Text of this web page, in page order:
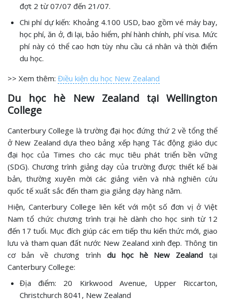
đợt 2 từ 07/07 đến 21/07.
Chi phí dự kiến: Khoảng 4.100 USD, bao gồm vé máy bay,
học phí, ăn ở, đi lại, bảo hiểm, phí hành chính, phí visa. Mức
phí này có thể cao hơn tùy nhu cầu cá nhân và thời điểm
du học.
>> Xem thêm: Điều kiện du học New Zealand
Du học hè New Zealand tại Wellington
College
Canterbury College là trường đại học đứng thứ 2 về tổng thể
ở New Zealand dựa theo bảng xếp hạng Tác động giáo dục
đại học của Times cho các mục tiêu phát triển bền vững
(SDG). Chương trình giảng dạy của trường được thiết kế bài
bản, thường xuyên mời các giảng viên và nhà nghiên cứu
quốc tế xuất sắc đến tham gia giảng dạy hàng năm.
Hiện, Canterbury College liên kết với một số đơn vị ở Việt
Nam tổ chức chương trình trại hè dành cho học sinh từ 12
đến 17 tuổi. Mục đích giúp các em tiếp thu kiến thức mới, giao
lưu và tham quan đất nước New Zealand xinh đẹp. Thông tin
cơ bản về chương trình du học hè New Zealand tại
Canterbury College:
Địa điểm: 20 Kirkwood Avenue, Upper Riccarton,
Christchurch 8041, New Zealand